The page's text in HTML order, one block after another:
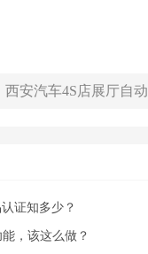
西安汽车4S店展厅自动
证知多少？
，该这么做？